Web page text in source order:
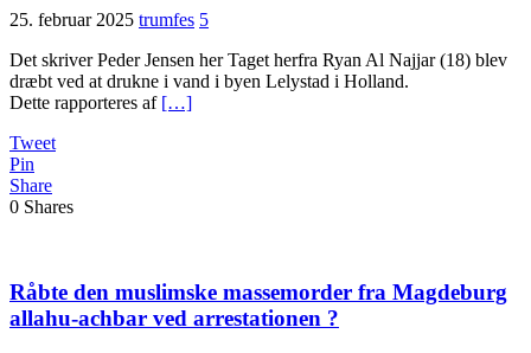
25. februar 2025 trumfes 5
Det skriver Peder Jensen her Taget herfra Ryan Al Najjar (18) blev
dræbt ved at drukne i vand i byen Lelystad i Holland.
Dette rapporteres af […]
Tweet
Pin
Share
0 Shares
Råbte den muslimske massemorder fra Magdeburg
allahu-achbar ved arrestationen ?